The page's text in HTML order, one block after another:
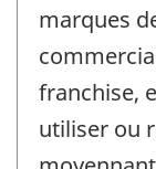
marques
franchise,
utiliser ou